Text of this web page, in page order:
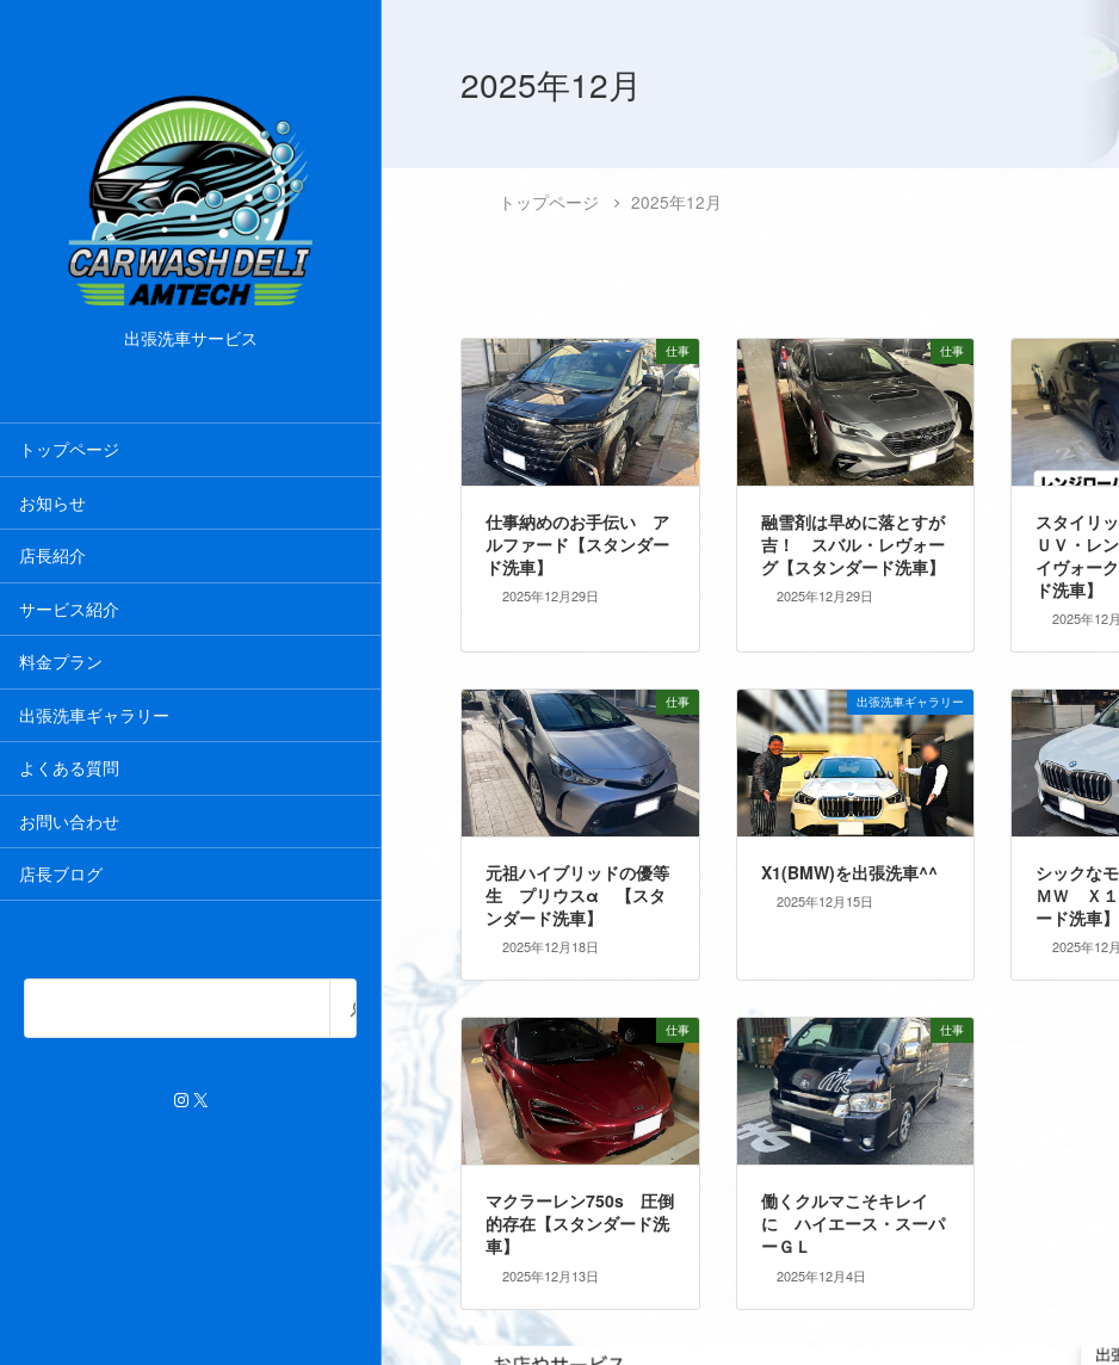
出張洗車サービス
トップページ
お知らせ
店長紹介
サービス紹介
料金プラン
出張洗車ギャラリー
よくある質問
お問い合わせ
店長ブログ
Instagram
X
2025年12月
トップページ 2025年12月
仕事
仕事納めのお手伝い ア
ルファード【スタンダー
ド洗車】
2025年12月29日
仕事
融雪剤は早めに落とすが
吉！ スバル・レヴォー
グ【スタンダード洗車】
2025年12月29日
スタイリ
ＵＶ・レ
イヴォー
ド洗車】
2025年12
仕事
元祖ハイブリッドの優等
生 プリウスα 【スタ
ンダード洗車】
2025年12月18日
出張洗車ギャラリー
X1(BMW)を出張洗車^^
2025年12月15日
シックな
ＭＷ Ｘ
ード洗車】
2025年12
仕事
マクラーレン750s 圧倒
的存在【スタンダード洗
車】
2025年12月13日
仕事
働くクルマこそキレイ
に ハイエース・スーパ
ーＧＬ
2025年12月4日